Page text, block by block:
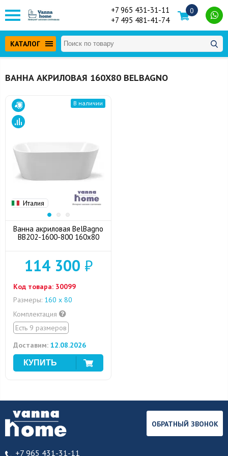
+7 965 431-31-11
+7 495 481-41-74
0
КАТАЛОГ
ВАННА АКРИЛОВАЯ 160Х80 BELBAGNO
Италия
В наличии
Ванна акриловая BelBagno
BB202-1600-800 160x80
114 300 ₽
Код товара: 30099
Размеры: 160 х 80
Комплектация
Есть 9 размеров
Доставим: 12.08.2026
+7 965 431-31-11
ОБРАТНЫЙ ЗВОНОК